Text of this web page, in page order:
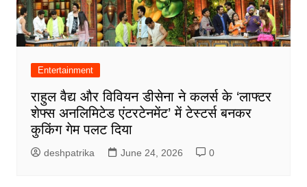
Entertainment
राहुल वैद्य और विवियन डीसेना ने कलर्स के ‘लाफ्टर
शेफ्स अनलिमिटेड एंटरटेनमेंट’ में टेस्टर्स बनकर
कुकिंग गेम पलट दिया
deshpatrika June 24, 2026 0